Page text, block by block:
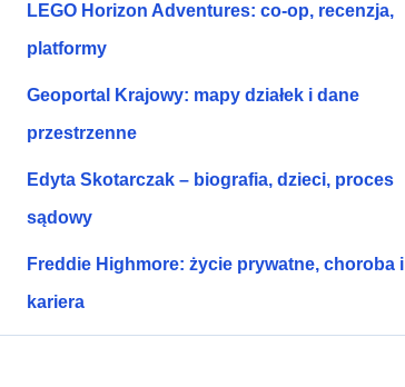
LEGO Horizon Adventures: co-op, recenzja,
platformy
Geoportal Krajowy: mapy działek i dane
przestrzenne
Edyta Skotarczak – biografia, dzieci, proces
sądowy
Freddie Highmore: życie prywatne, choroba i
kariera